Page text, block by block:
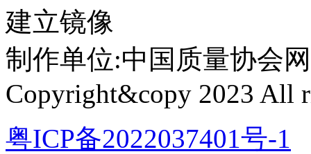
建立镜像
制作单位:中国质量协会
Copyright&copy 2023 All
粤ICP备2022037401号-1